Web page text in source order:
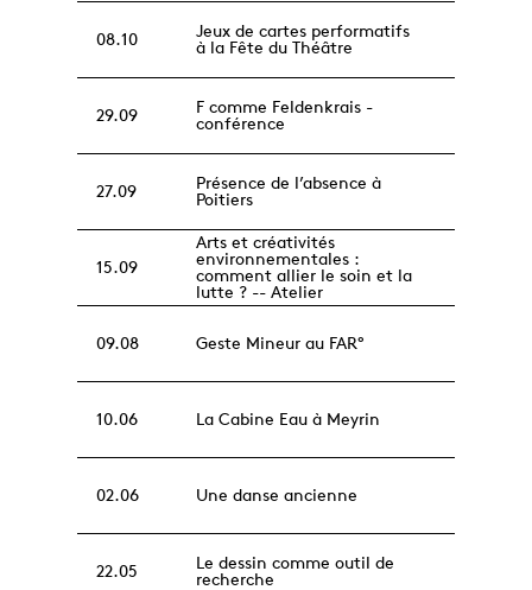
08.10
Jeux de cartes performatifs
à la Fête du Théâtre
29.09
F comme Feldenkrais -
conférence
27.09
Présence de l’absence à
Poitiers
15.09
Arts et créativités
environnementales :
comment allier le soin et la
lutte ? -- Atelier
09.08 Geste Mineur au FAR°
10.06 La Cabine Eau à Meyrin
02.06 Une danse ancienne
22.05
Le dessin comme outil de
recherche